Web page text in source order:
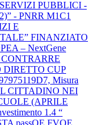
PUBBLICI -
- PNRR M1C1
E
FINANZIATO
– NextGene
DIRETTO CUP
Misura
CITTADINO NEI
(APRILE
1.4 “